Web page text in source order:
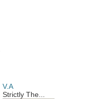
V.A
Strictly The...